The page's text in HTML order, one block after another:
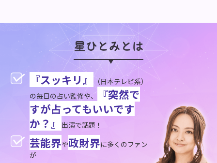
星ひとみとは
『スッキリ』 （日本テレビ系）
の毎日の占い監修や、
『突然で
すが占ってもいいです
か？』
出演で話題！
芸能界や政財界に多くのファン
が